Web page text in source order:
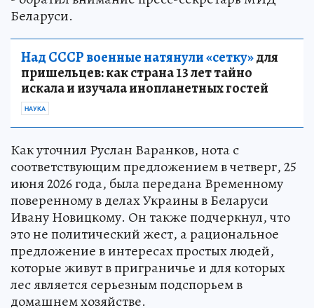
Беларуси.
Над СССР военные натянули «сетку»для
пришельцев: как страна 13 лет тайно
искала и изучала инопланетных гостей
НАУКА
Как уточнил Руслан Варанков, нота с
соответствующим предложением в четверг, 25
июня 2026 года, была передана Временному
поверенному в делах Украины в Беларуси
Ивану Новицкому. Он также подчеркнул, что
это не политический жест, а рациональное
предложение в интересах простых людей,
которые живут в приграничье и для которых
лес является серьезным подспорьем в
домашнем хозяйстве.